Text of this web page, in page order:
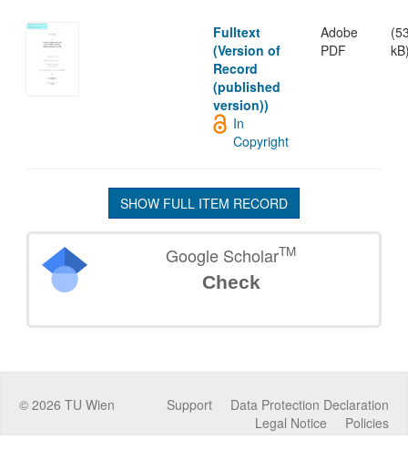
Fulltext
(Version of
Record
(published
version))
Adobe
PDF
In
Copyright
SHOW FULL ITEM RECORD
Google ScholarTM
Check
© 2026 TU Wien Data Protection Declaration
Support
Policies
Legal Notice